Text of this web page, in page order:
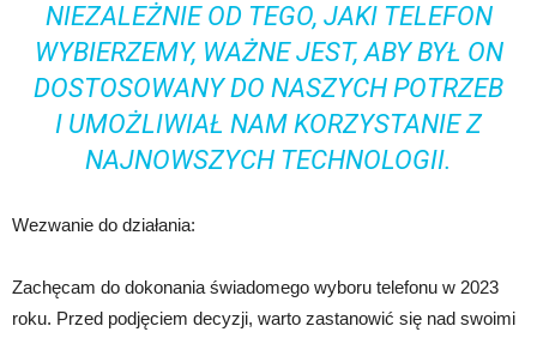
NIEZALEŻNIE OD TEGO, JAKI TELEFON
WYBIERZEMY, WAŻNE JEST, ABY BYŁ ON
DOSTOSOWANY DO NASZYCH POTRZEB
I UMOŻLIWIAŁ NAM KORZYSTANIE Z
NAJNOWSZYCH TECHNOLOGII.
Wezwanie do działania:
Zachęcam do dokonania świadomego wyboru telefonu w 2023
roku. Przed podjęciem decyzji, warto zastanowić się nad swoimi